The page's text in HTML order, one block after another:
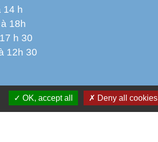
14 h
18h
h 30
12h 30
OK, accept all Deny all cookies